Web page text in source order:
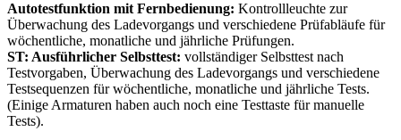
Autotestfunktion mit Fernbedienung: Kontrollleuchte zur
Überwachung des Ladevorgangs und verschiedene Prüfabläufe für
wöchentliche, monatliche und jährliche Prüfungen.
ST: Ausführlicher Selbsttest: vollständiger Selbsttest nach
Testvorgaben, Überwachung des Ladevorgangs und verschiedene
Testsequenzen für wöchentliche, monatliche und jährliche Tests.
(Einige Armaturen haben auch noch eine Testtaste für manuelle
Tests).